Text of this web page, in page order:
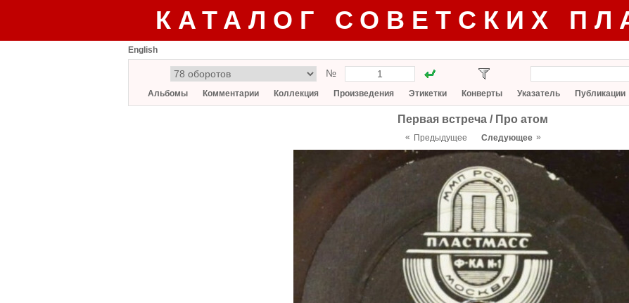
КАТАЛОГ СОВЕТСКИХ
English
№
Альбомы Комментарии Коллекция Произведения Этикетки Конверты Указатель Публикации
Первая встреча / Про атом
« Предыдущее Следующее »